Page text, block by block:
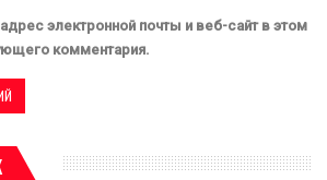
электронной почты и веб-сайт в этом
комментария.